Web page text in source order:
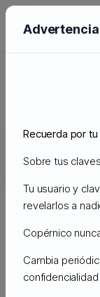
Soporte
Mis Tickets de
Copernico
LA NUEVA
Recuerda por
Sobre tus
Tu usuario y
revelarlos a
Copérnico
Cambia